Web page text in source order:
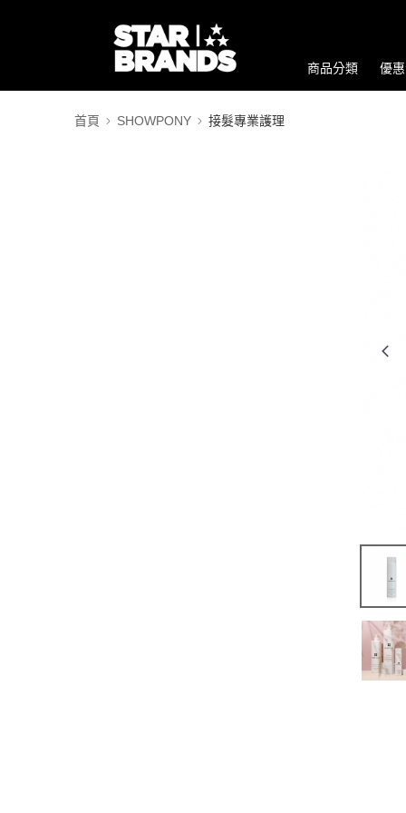
商品分類 優
首頁 SHOWPONY 接髮專業護理